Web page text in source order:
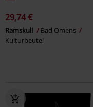
29,74 €
Ramskull
Bad Omens
Kulturbeutel